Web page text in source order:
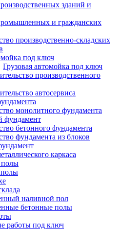
зданий и
и гражданских
производственно-складских
под ключ
Грузовая автомойка под ключ
производственного
автосервиса
монолитного фундамента
фундамент
бетонного фундамента
фундамента из блоков
каркаса
наливной пол
бетонные полы
работы под ключ